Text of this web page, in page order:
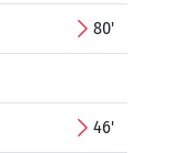
80'
46'